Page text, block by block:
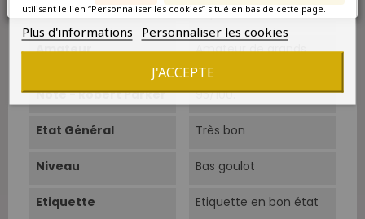
Boire À Partir De Aujourd'hui
Amateur
Amateur de grands
crus
Note - Robert Parker
95/100.
Etat Général Très bon
Niveau Bas goulot
Etiquette Etiquette en bon état
utilisant le lien “Personnaliser les cookies” situé en bas de cette page.
Plus d'informations Personnaliser les cookies
J'ACCEPTE